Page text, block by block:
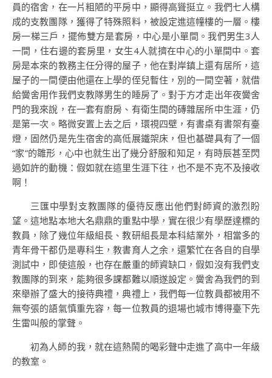
員的宿舍，在一片粗陋的平房中，顯得高聳挺立。我們七人構
成的支教團隊，獲得了特殊照料，被設定進這幢樓的一層。樓
房一梯三戶，擺佈雙方是套房，中心是小單間。我們男生3人
一間，住右邊的套房里，女生4人就擠在中心的小單間中。套
房是本來的教務主任分得的屋子，他在對岸鎮上還有居所，這
屋子的一間便由他還在上學的侄兒暫住，別的一間空著，就借
給黌舍用作我們支教隊男生的睡房了。對于方才走出年夜黌舍
門的我來說，在一套有廚房、有衛生間的磚雜居所中生涯，仍
是第一次。略微安置上去之后，環視四壁，有書桌有書架有臺
燈，固然仍是先生宿舍的高低展鐵架床，但也基礎具有了一個
“家”的雛形，心中也就生出了幾分舒服和知足，有時辰甚至閃
過如許的動機：假如就在這里生涯下往，也不是不克不及接收
啊！
三匯中學對支教團隊的優待反應出他們對師資的激烈盼
望。這地點本地大名鼎鼎的重點中學，實在很少有學歷達標的
教員，除了幾位年級組長、教研組長是本科結業外，相當多的
青年骨干都仍是專科生，教書育人之余，還繁忙在各自的自學
測試中，即使這般，也存在嚴重的師資缺口，假如沒有我們支
教團隊的到來，能夠很多課都難以順遂設定。黌舍為我們的到
來舉辦了盛大的接待典禮，典禮上，我們每一位教員都被用不
無夸張的語氣慎重先容，每一位教員的退場也城市博得臺下先
生雷叫般的掌聲。
初為人師的我，就在這熱鬧的喝彩聲中走進了高中一年級
的教室。